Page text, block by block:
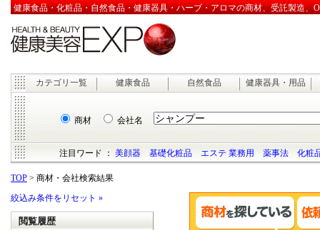
健康食品・化粧品・自然食品・健康器具・ハーブ・アロマの商材、受託製造、
カテゴリ一覧 健康食品 自然食品 健康器具・用品
商材 会社名
注目ワード ：美顔器 基礎化粧品 エステ 業務用 薬事法 化粧
TOP > 商材・会社検索結果
絞込み条件をリセット »
閲覧履歴